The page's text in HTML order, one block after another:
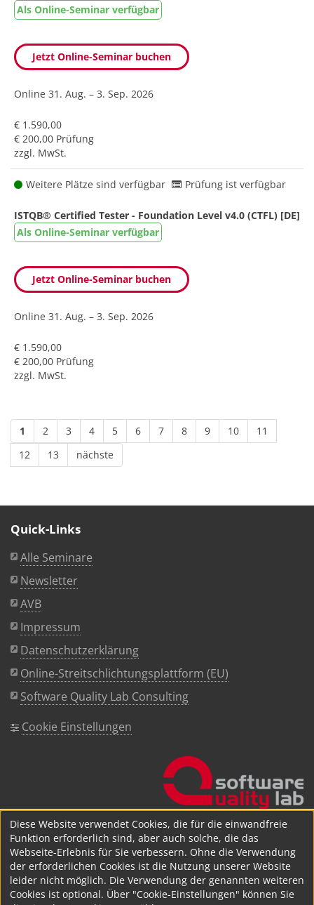
Als Online-Seminar verfügbar
Jetzt Online-Seminar buchen
Online 31. Aug. – 3. Sep. 2026
€ 1.590,00
€ 200,00 Prüfung
zzgl. MwSt.
Weitere Plätze sind verfügbar Prüfung ist verfügbar
ISTQB® Certified Tester - Foundation Level v4.0 (CTFL) [DE]
Als Online-Seminar verfügbar
Jetzt Online-Seminar buchen
Online 31. Aug. – 3. Sep. 2026
€ 1.590,00
€ 200,00 Prüfung
zzgl. MwSt.
1 2 3 4 5 6 7 8 9 10
11
12
13 nächste
Quick-Links
Alle Seminare
Newsletter
AVB
Impressum
Datenschutzerklärung
Online-Streitschlichtungsplattform (EU)
Software Quality Lab Consulting
Cookie Einstellungen
Diese Website verwendet Cookies, die für die einwandfreie
Funktion erforderlich sind, aber auch solche, die das
Webseite-Erlebnis für Sie verbessern. Ohne die Verwendung
der erforderlichen Cookies ist die Nutzung unserer Website
leider nicht möglich. Die Verwendung der genannten weiteren
Cookies ist optional. Über "Cookie-Einstellungen" können Sie